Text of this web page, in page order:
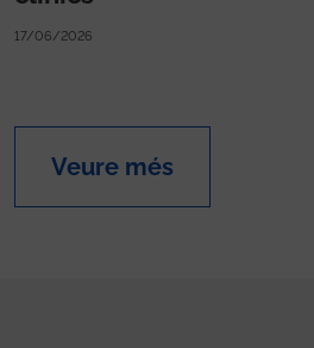
17/06/2026
Veure més